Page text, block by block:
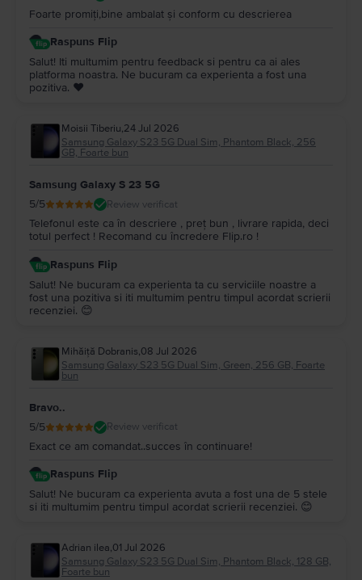
Foarte promiți,bine ambalat și conform cu descrierea
Raspuns Flip
Salut! Iti multumim pentru feedback si pentru ca ai ales
platforma noastra. Ne bucuram ca experienta a fost una
pozitiva. ❤️
Moisii Tiberiu,24 Jul 2026
Samsung Galaxy S23 5G Dual Sim, Phantom Black, 256
GB, Foarte bun
Samsung Galaxy S 23 5G
5/5 Review verificat
Telefonul este ca în descriere , preț bun , livrare rapida, deci
totul perfect ! Recomand cu încredere Flip.ro !
Raspuns Flip
Salut! Ne bucuram ca experienta ta cu serviciile noastre a
fost una pozitiva si iti multumim pentru timpul acordat scrierii
recenziei. 😊
Mihăiță Dobranis,08 Jul 2026
Samsung Galaxy S23 5G Dual Sim, Green, 256 GB, Foarte
bun
Bravo..
5/5 Review verificat
Exact ce am comandat..succes în continuare!
Raspuns Flip
Salut! Ne bucuram ca experienta avuta a fost una de 5 stele
si iti multumim pentru timpul acordat scrierii recenziei. 😊
Adrian ilea,01 Jul 2026
Samsung Galaxy S23 5G Dual Sim, Phantom Black, 128 GB,
Foarte bun